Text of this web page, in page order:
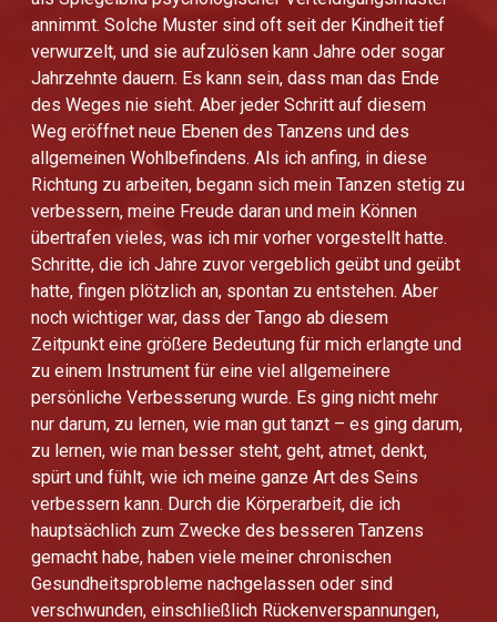
annimmt. Solche Muster sind oft seit der Kindheit tief
verwurzelt, und sie aufzulösen kann Jahre oder sogar
Jahrzehnte dauern. Es kann sein, dass man das Ende
des Weges nie sieht. Aber jeder Schritt auf diesem
Weg eröffnet neue Ebenen des Tanzens und des
allgemeinen Wohlbefindens. Als ich anfing, in diese
Richtung zu arbeiten, begann sich mein Tanzen stetig zu
verbessern, meine Freude daran und mein Können
übertrafen vieles, was ich mir vorher vorgestellt hatte.
Schritte, die ich Jahre zuvor vergeblich geübt und geübt
hatte, fingen plötzlich an, spontan zu entstehen. Aber
noch wichtiger war, dass der Tango ab diesem
Zeitpunkt eine größere Bedeutung für mich erlangte und
zu einem Instrument für eine viel allgemeinere
persönliche Verbesserung wurde. Es ging nicht mehr
nur darum, zu lernen, wie man gut tanzt – es ging darum,
zu lernen, wie man besser steht, geht, atmet, denkt,
spürt und fühlt, wie ich meine ganze Art des Seins
verbessern kann. Durch die Körperarbeit, die ich
hauptsächlich zum Zwecke des besseren Tanzens
gemacht habe, haben viele meiner chronischen
Gesundheitsprobleme nachgelassen oder sind
verschwunden, einschließlich Rückenverspannungen,